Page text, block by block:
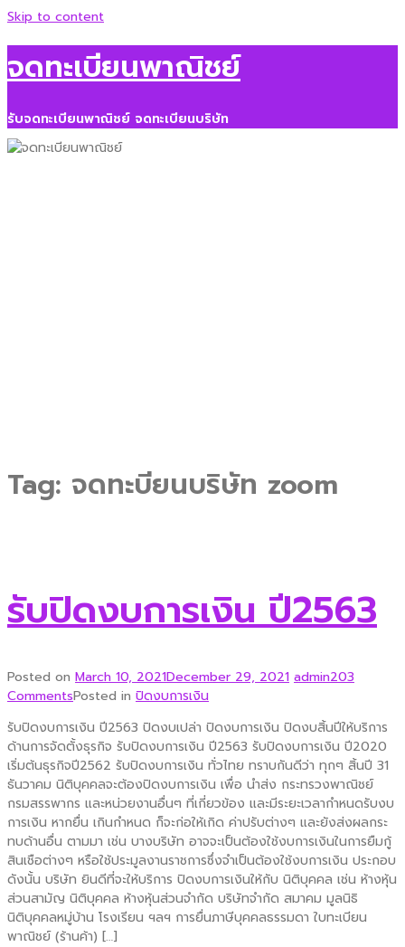
Skip to content
จดทะเบียนพาณิชย์
รับจดทะเบียนพาณิชย์ จดทะเบียนบริษัท
Tag: จดทะบียนบริษัท zoom
รับปิดงบการเงิน ปี2563
Posted on March 10, 2021December 29, 2021 admin203
CommentsPosted in ปิดงบการเงิน
รับปิดงบการเงิน ปี2563 ปิดงบเปล่า ปิดงบการเงิน ปิดงบสิ้นปีให้บริการ
ด้านการจัดตั้งธุรกิจ รับปิดงบการเงิน ปี2563 รับปิดงบการเงิน ปี2020
เริ่มต้นธุรกิจปี2562 รับปิดงบการเงิน ทั่วไทย ทราบกันดีว่า ทุกๆ สิ้นปี 31
ธันวาคม นิติบุคคลจะต้องปิดงบการเงิน เพื่อ นำส่ง กระทรวงพาณิชย์
กรมสรรพากร และหน่วยงานอื่นๆ ที่เกี่ยวข้อง และมีระยะเวลากำหนดรับงบ
การเงิน หากยื่น เกินกำหนด ก็จะก่อให้เกิด ค่าปรับต่างๆ และยังส่งผลกระ
ทบด้านอื่น ตามมา เช่น บางบริษัท อาจจะเป็นต้องใช้งบการเงินในการยืมกู้
สินเชือต่างๆ หรือใช้ประมูลงานราชการซึ่งจำเป็นต้องใช้งบการเงิน ประกอบ
ดังนั้น บริษัท ยินดีที่จะให้บริการ ปิดงบการเงินให้กับ นิติบุคคล เช่น ห้างหุ้น
ส่วนสามัญ นิติบุคคล ห้างหุ้นส่วนจำกัด บริษัทจำกัด สมาคม มูลนิธิ
นิติบุคคลหมู่บ้าน โรงเรียน ฯลฯ การยื่นภาษีบุคคลธรรมดา ใบทะเบียน
พาณิชย์ (ร้านค้า) […]